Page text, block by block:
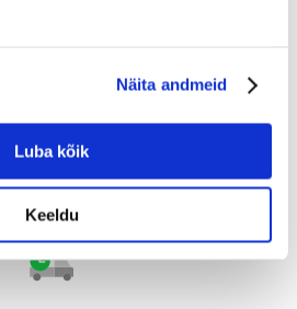
Näita andmeid
Luba kõik
Keeldu
lähim toode